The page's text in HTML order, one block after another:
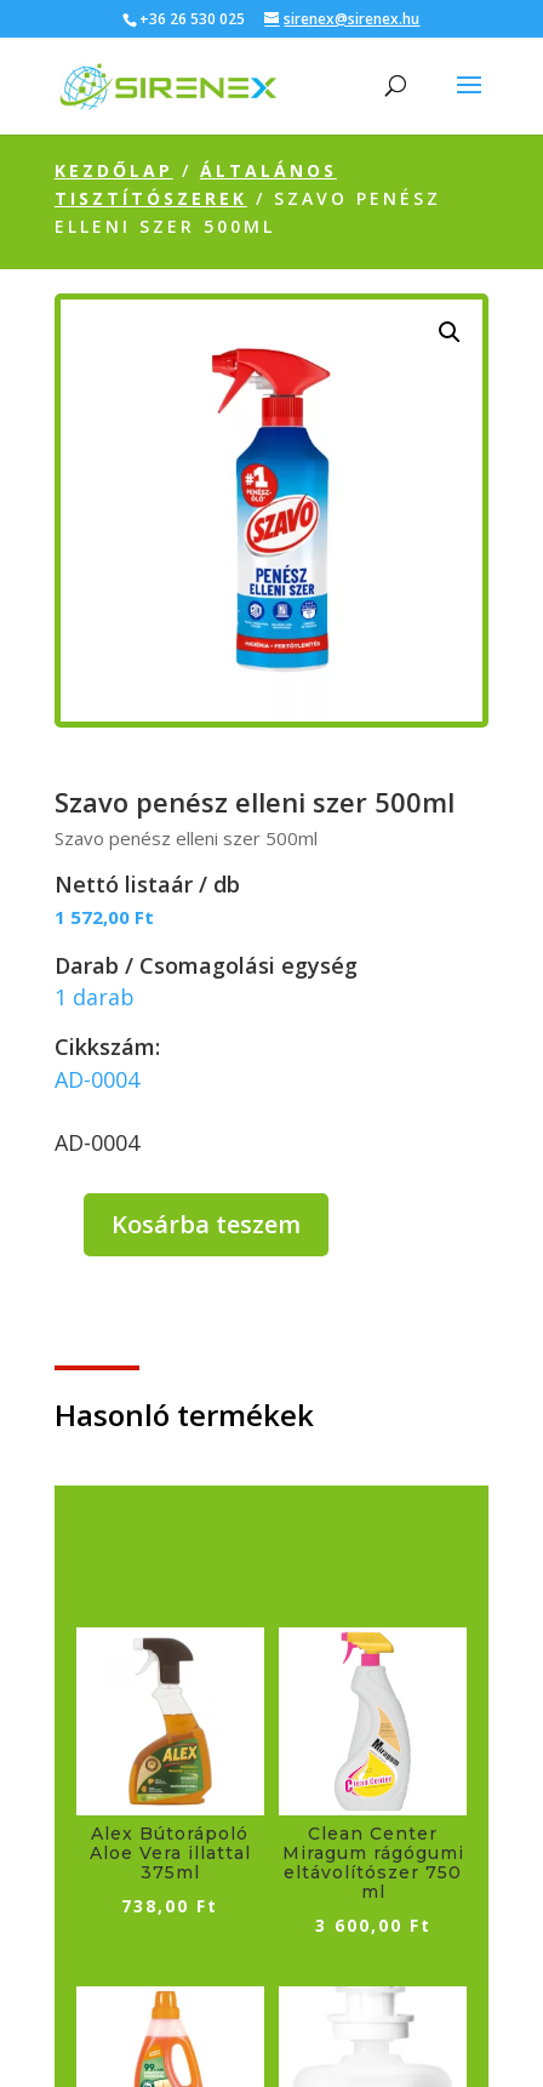
+36 26 530 025 sirenex@sirenex.hu
KEZDŐLAP / ÁLTALÁNOS
TISZTÍTÓSZEREK / SZAVO PENÉSZ
ELLENI SZER 500ML
Szavo penész elleni szer 500ml
Szavo penész elleni szer 500ml
Nettó listaár / db
1 572,00 Ft
Darab / Csomagolási egység
1 darab
Cikkszám:
AD-0004
AD-0004
penész
mennyiség
Kosárba teszem
Hasonló termékek
Alex Bútorápoló
Aloe Vera illattal
375ml
738,00 Ft
Clean Center
Miragum rágógumi
eltávolítószer 750
ml
3 600,00 Ft